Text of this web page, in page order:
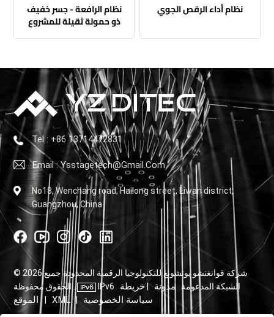
نظام الرافعة - جسر خفيف
ذو حمولة ثقيلة للمشروع
نظام أداء الرقص الجوي
Tel : +86 13714472831
Email : Ysstagetech@gmail.com
No18, Wenchang road, Hailong street, Liwan district,
Guangzhou, China
© 2026 شركة قوانغتشو يوتشونغ للتكنولوجيا الرقمية المحدودة جميع
الحقوق محفوظة .
IPv6 الشبكة المدعومة مدونة
خريطة
الموقع
XML | سياسة الخصوصية